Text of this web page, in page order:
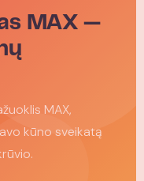
MAX —
MAX,
kūno sveikatą